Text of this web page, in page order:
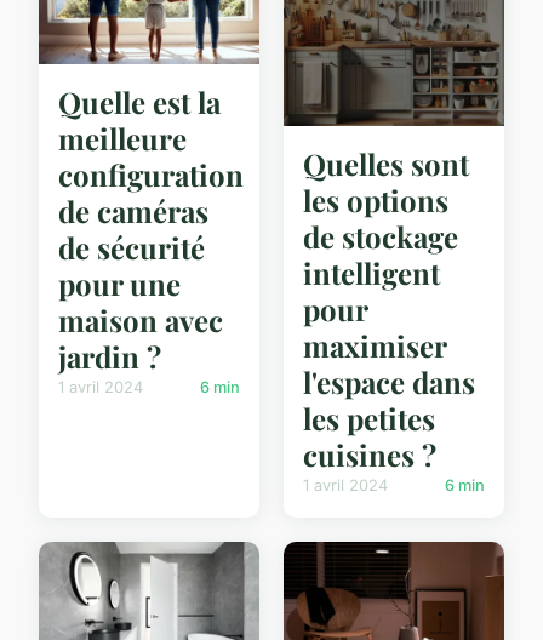
Quelle est la
meilleure
configuration
de caméras
de sécurité
pour une
maison avec
jardin ?
1 avril 2024 6 min
Quelles sont
les options
de stockage
intelligent
pour
maximiser
l'espace dans
les petites
cuisines ?
1 avril 2024 6 min